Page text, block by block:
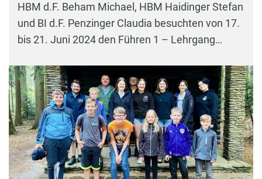
HBM d.F. Beham Michael, HBM Haidinger Stefan
und BI d.F. Penzinger Claudia besuchten von 17.
bis 21. Juni 2024 den Führen 1 – Lehrgang…